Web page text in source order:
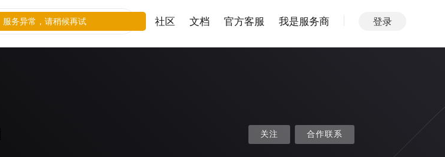
社区 文档 官方客服 我是服务商 登录
关注 合作联系
服务异常，请稍候再试